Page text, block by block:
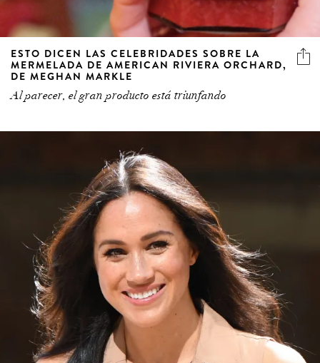
ESTO DICEN LAS CELEBRIDADES SOBRE LA
MERMELADA DE AMERICAN RIVIERA ORCHARD,
DE MEGHAN MARKLE
Al parecer, el gran producto está triunfando